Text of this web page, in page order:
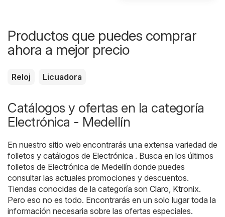
Productos que puedes comprar
ahora a mejor precio
Reloj Licuadora
Catálogos y ofertas en la categoría
Electrónica - Medellín
En nuestro sitio web encontrarás una extensa variedad de
folletos y catálogos de Electrónica . Busca en los últimos
folletos de Electrónica de Medellín donde puedes
consultar las actuales promociones y descuentos.
Tiendas conocidas de la categoría son Claro, Ktronix.
Pero eso no es todo. Encontrarás en un solo lugar toda la
información necesaria sobre las ofertas especiales.